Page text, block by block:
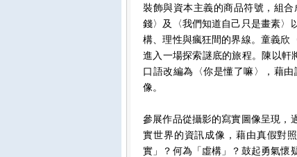
裝飾與資本主義的商品符號，組
錢〉及〈我們知道自己只是畫素〉
構、理性與瘋狂間的界線。童義欣
進入一場探索謎底的旅程。陳以軒
口語改編為〈你是懂了嘛〉，藉
像。
參展作品從攝影的寫實圖像呈現，
實世界的資訊成像，藉由真假對
實」？何為「虛構」？鼓起勇氣懷